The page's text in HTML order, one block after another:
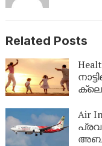
Related Posts
Air